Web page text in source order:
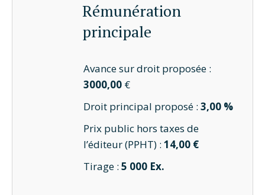
Rémunération
principale
Avance sur droit proposée :
3000,00 €
Droit principal proposé :3,00 %
Prix public hors taxes de
l’éditeur (PPHT) :14,00 €
Tirage :5 000 Ex.